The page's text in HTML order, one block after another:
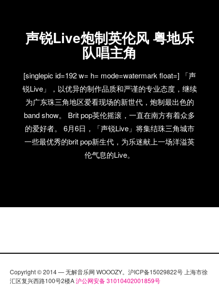
声锐Live炮制英伦风 粤地乐
队唱主角
[singlepic id=192 w= h= mode=watermark float=] 「声
锐Live」，以优异的制作品质和严谨的专业态度，继续
为广东珠三角地区爱看现场的新世代，炮制最出色的
band show。 Brit pop英伦摇滚，一直在南方有着众多
的爱好者。 6月6日，「声锐Live」将集结珠三角城市
一些最优秀的brit pop新生代，为乐迷献上一场洋溢英
伦气息的Live。
Copyright © 2014 — 无解音乐网 WOOOZY。沪ICP备15029822号 上海市徐
汇区复兴西路100号2楼A沪公网安备 31010402001859号